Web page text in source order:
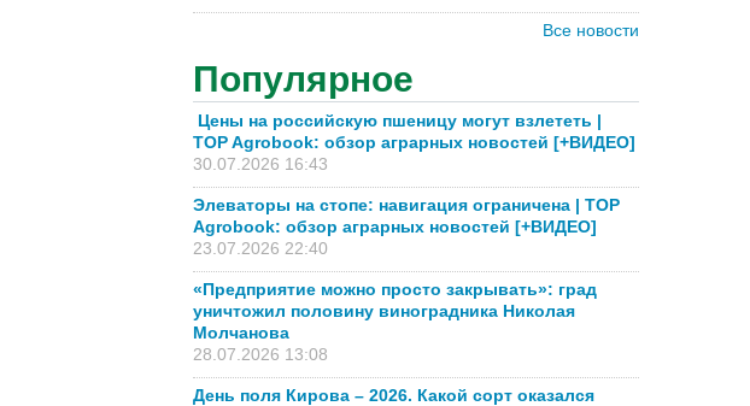
Все новости
Популярное
Цены на российскую пшеницу могут взлететь |
TOP Agrobook: обзор аграрных новостей [+ВИДЕО]
30.07.2026 16:43
Элеваторы на стопе: навигация ограничена | TOP
Agrobook: обзор аграрных новостей [+ВИДЕО]
23.07.2026 22:40
«Предприятие можно просто закрывать»: град
уничтожил половину виноградника Николая
Молчанова
28.07.2026 13:08
День поля Кирова – 2026. Какой сорт оказался